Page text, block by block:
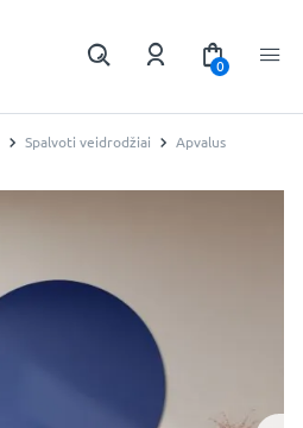
0
Spalvoti veidrodžiai
Apvalus